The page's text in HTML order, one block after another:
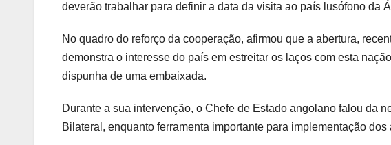
deverão trabalhar para definir a data da visita ao país lusófono da
No quadro do reforço da cooperação, afirmou que a abertura,
demonstra o interesse do país em estreitar os laços com esta
dispunha de uma embaixada.
Durante a sua intervenção, o Chefe de Estado angolano falou da
Bilateral, enquanto ferramenta importante para implementação